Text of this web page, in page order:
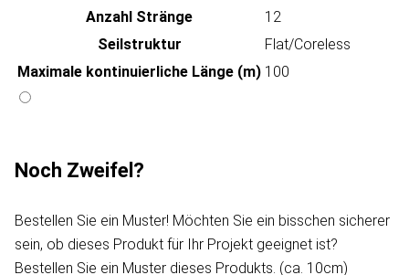
Anzahl Stränge
12
Seilstruktur
Flat/Coreless
Maximale kontinuierliche Länge (m) 100
Noch Zweifel?
Bestellen Sie ein Muster! Möchten Sie ein bisschen sicherer
sein, ob dieses Produkt für Ihr Projekt geeignet ist?
Bestellen Sie ein Muster dieses Produkts. (ca. 10cm)